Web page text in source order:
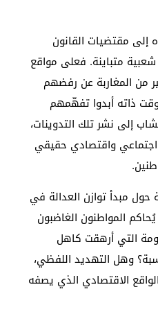
إلى مقتضيات القانون
متباينة. فعلى مواقع
من المغاربة عن رفضهم
ذاته أبدوا تفهّمهم
إلى نشر تلك التدوينات،
اجتماعي واقتصادي حقيقي
مبدأ توازن العدالة في
المواطنون الغاضبون
التي أرهقت كاهل
وهل التهديد اللفظي،
الاقتصادي الذي يصفه